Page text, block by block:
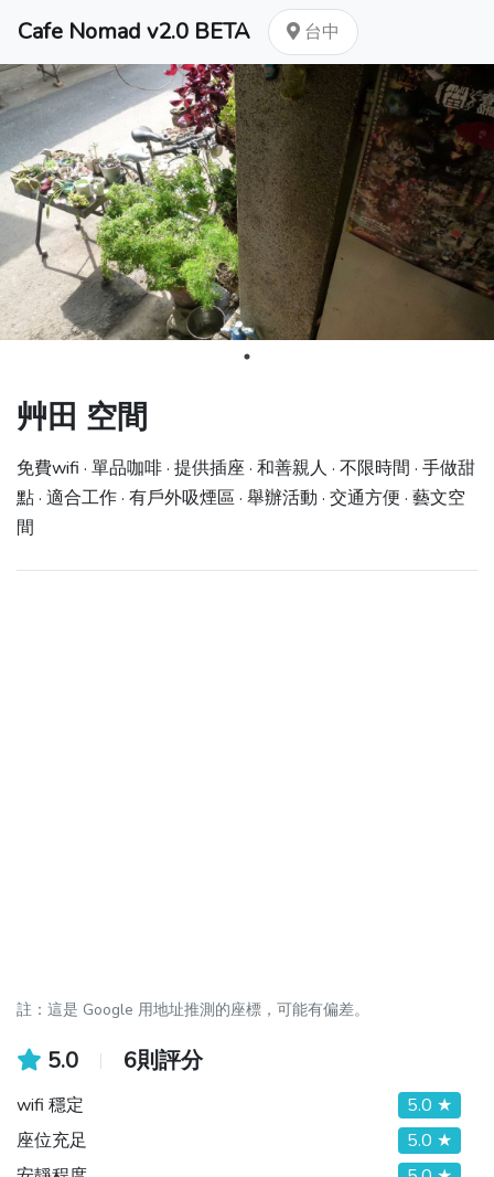
Cafe Nomad v2.0 BETA 台中
艸田 空間
免費wifi · 單品咖啡 · 提供插座 · 和善親人 · 不限時間 · 手做甜
點 · 適合工作 · 有戶外吸煙區 · 舉辦活動 · 交通方便 · 藝文空
間
註：這是 Google 用地址推測的座標，可能有偏差。
5.0 6則評分
wifi 穩定
5.0 ★
座位充足
5.0 ★